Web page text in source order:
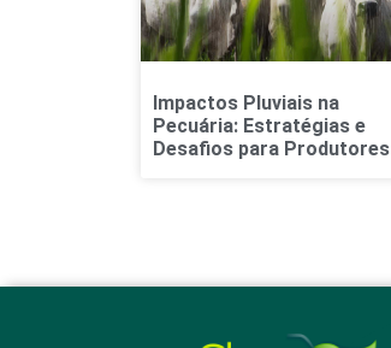
Impactos Pluviais na
Pecuária: Estratégias e
Desafios para Produtores